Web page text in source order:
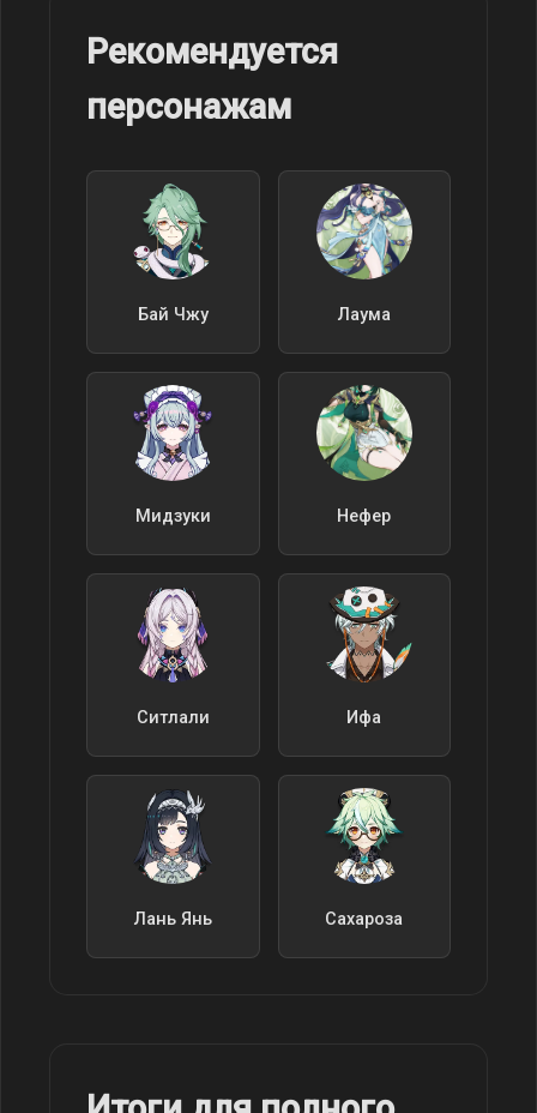
Рекомендуется
персонажам
Бай Чжу Лаума
Мидзуки Нефер
Ситлали Ифа
Лань Янь Сахароза